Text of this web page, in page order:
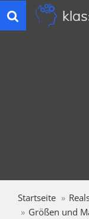
Toggle
navigation
Startseite
Größen und